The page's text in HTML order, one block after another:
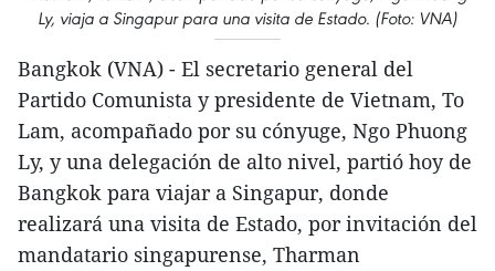
Ly, viaja a Singapur para una visita de Estado. (Foto: VNA)
Bangkok (VNA) - El secretario general del
Partido Comunista y presidente de Vietnam, To
Lam, acompañado por su cónyuge, Ngo Phuong
Ly, y una delegación de alto nivel, partió hoy de
Bangkok para viajar a Singapur, donde
realizará una visita de Estado, por invitación del
mandatario singapurense, Tharman